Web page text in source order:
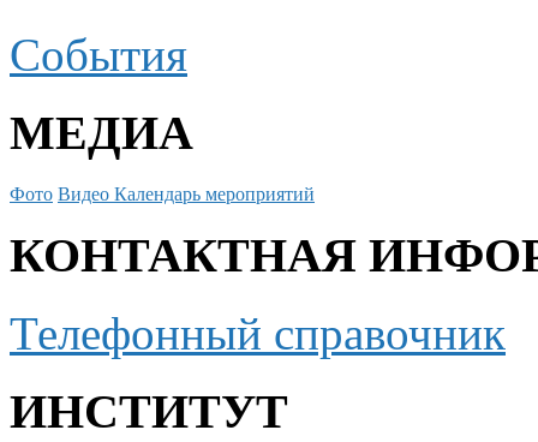
События
МЕДИА
Фото Видео Календарь мероприятий
КОНТАКТНАЯ
Телефонный справочник
ИНСТИТУТ